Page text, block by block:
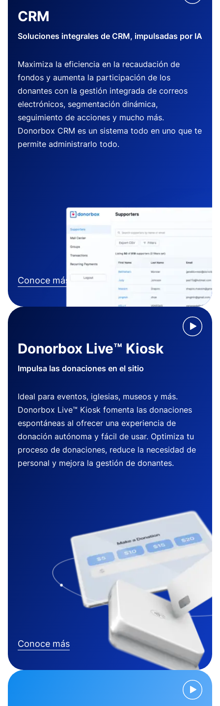
CRM
Soluciones integrales de CRM, impulsadas por IA
Maximiza la eficiencia en la recaudación de
fondos y aumenta la participación de los
donantes con la gestión integrada de correos
electrónicos, segmentación dinámica,
seguimiento de acciones y mucho más.
Donorbox CRM es un sistema todo en uno que te
permite administrarlo todo.
Conoce más
Donorbox Live™ Kiosk
Impulsa las donaciones en el sitio
Ideal para eventos, iglesias, museos y más.
Donorbox Live™ Kiosk fomenta las donaciones
espontáneas al ofrecer una experiencia de
donación autónoma y fácil de usar. Optimiza tu
proceso de donaciones, reduce la necesidad de
personal y mejora la gestión de donantes.
Conoce más